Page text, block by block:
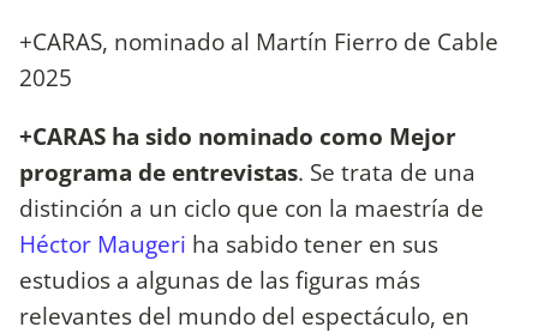
+CARAS, nominado al Martín Fierro de Cable
2025
+CARAS ha sido nominado como Mejor
programa de entrevistas. Se trata de una
distinción a un ciclo que con la maestría de
Héctor Maugeri ha sabido tener en sus
estudios a algunas de las figuras más
relevantes del mundo del espectáculo, en